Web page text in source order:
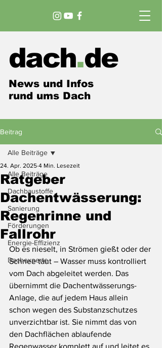
dach.de
News und Infos
rund ums Dach
Beitrag
Alle Beiträge
Dachbaustoffe
Sanierung
Förderungen
Energie-Effizienz
Dachexperte
Alle Beiträge
Ratgeber
Dachentwässerung:
Regenrinne und
Fallrohr
24. Apr. 2025 4 Min. Lesezeit
Ob es nieselt, in Strömen gießt oder der
Schnee taut – Wasser muss kontrolliert
vom Dach abgeleitet werden. Das
übernimmt die Dachentwässerungs-
Anlage, die auf jedem Haus allein
schon wegen des Substanzschutzes
unverzichtbar ist. Sie nimmt das von
den Dachflächen ablaufende
Regenwasser komplett auf und leitet es